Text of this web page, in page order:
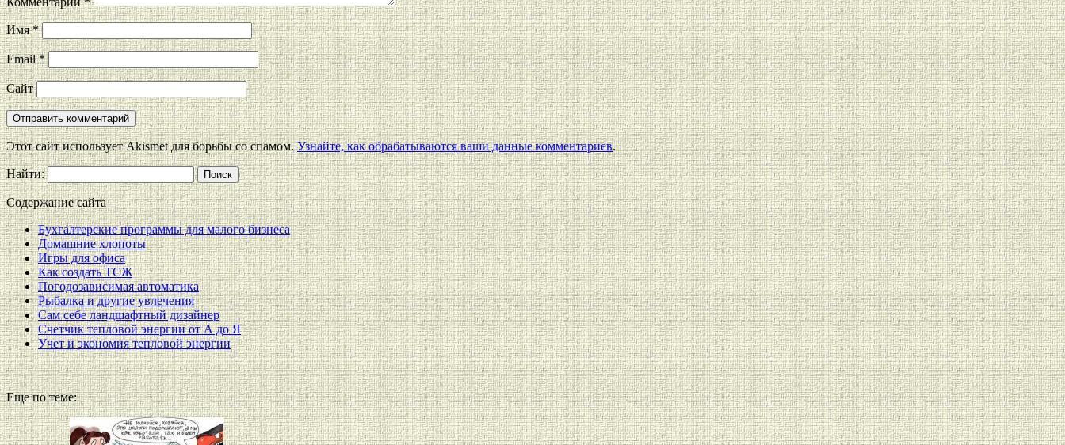
Имя*
Email*
Сайт
Этот сайт использует Akismet для борьбы со спамом.Узнайте, как обрабатываются ваши данные комментариев.
Найти:
Содержание сайта
Бухгалтерские программы для малого бизнеса
Домашние хлопоты
Игры для офиса
Как создать ТСЖ
Погодозависимая автоматика
Рыбалка и другие увлечения
Сам себе ландшафтный дизайнер
Счетчик тепловой энергии от А до Я
Учет и экономия тепловой энергии
Еще по теме: